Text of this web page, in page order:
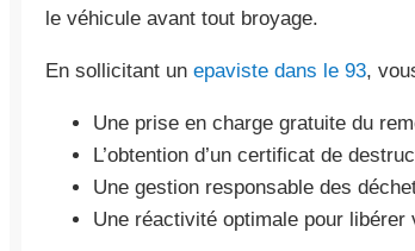
le véhicule avant tout broyage.
En sollicitant un epaviste dans le 93,
Une prise en charge gratuite du
L’obtention d’un certificat de
Une gestion responsable des
Une réactivité optimale pour libérer